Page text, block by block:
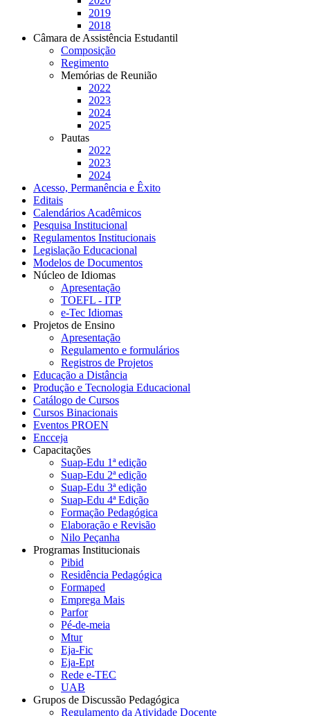
2019
2018
Câmara de Assistência Estudantil
Composição
Regimento
Memórias de Reunião
2022
2023
2024
2025
Pautas
2022
2023
2024
Acesso, Permanência e Êxito
Editais
Calendários Acadêmicos
Pesquisa Institucional
Regulamentos Institucionais
Legislação Educacional
Modelos de Documentos
Núcleo de Idiomas
Apresentação
TOEFL - ITP
e-Tec Idiomas
Projetos de Ensino
Apresentação
Regulamento e formulários
Registros de Projetos
Educação a Distância
Produção e Tecnologia Educacional
Catálogo de Cursos
Cursos Binacionais
Eventos PROEN
Encceja
Capacitações
Suap-Edu 1ª edição
Suap-Edu 2ª edição
Suap-Edu 3ª edição
Suap-Edu 4ª Edição
Formação Pedagógica
Elaboração e Revisão
Nilo Peçanha
Programas Institucionais
Pibid
Residência Pedagógica
Formaped
Emprega Mais
Parfor
Pé-de-meia
Mtur
Eja-Fic
Eja-Ept
Rede e-TEC
UAB
Grupos de Discussão Pedagógica
Regulamento da Atividade Docente